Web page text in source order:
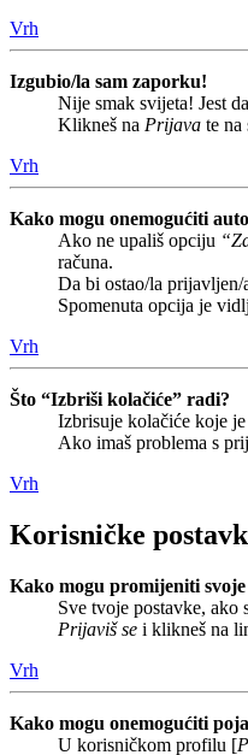
Vrh
Izgubio/la sam zaporku!
Nije smak svijeta! Jest
Klikneš na Prijava te na
Vrh
Kako mogu onemogućiti
Ako ne upališ opciju
računa.
Da bi ostao/la
Spomenuta opcija je
Vrh
Što “Izbriši kolačiće” radi?
Izbrisuje kolačiće koje
Ako imaš problema s
Vrh
Korisničke
Kako mogu promijeniti svoje
Sve tvoje postavke, ako
Prijaviš se i klikneš na
Vrh
Kako mogu onemogućiti
U korisničkom profilu [